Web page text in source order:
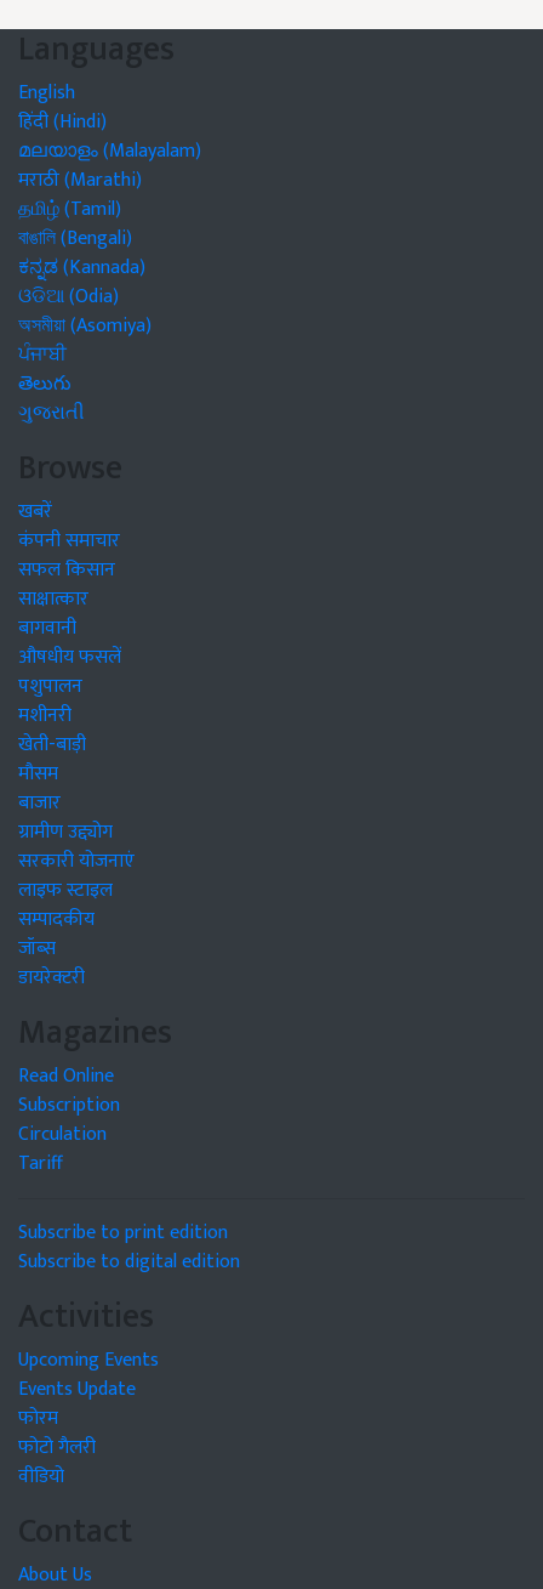
Languages
English
हिंदी (Hindi)
മലയാളം (Malayalam)
मराठी (Marathi)
தமிழ் (Tamil)
বাঙালি (Bengali)
ಕನ್ನಡ (Kannada)
ଓଡିଆ (Odia)
অসমীয়া (Asomiya)
ਪੰਜਾਬੀ
తెలుగు
ગુજરાતી
Browse
खबरें
कंपनी समाचार
सफल किसान
साक्षात्कार
बागवानी
औषधीय फसलें
पशुपालन
मशीनरी
खेती-बाड़ी
मौसम
बाजार
ग्रामीण उद्द्योग
सरकारी योजनाएं
लाइफ स्टाइल
सम्पादकीय
जॉब्स
डायरेक्टरी
Magazines
Read Online
Subscription
Circulation
Tariff
Subscribe to print edition
Subscribe to digital edition
Activities
Upcoming Events
Events Update
फोरम
फोटो गैलरी
वीडियो
Contact
About Us